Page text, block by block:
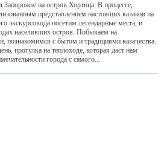
Запорожье на остров Хортица. В процессе,
представлением настоящих казаков на
экскурсовода посетим легендарные места, и
населявших остров. Побываем на
познакомимся с бытом и традициями казачества.
прогулка на теплоходе, которая даст нам
города с самого...